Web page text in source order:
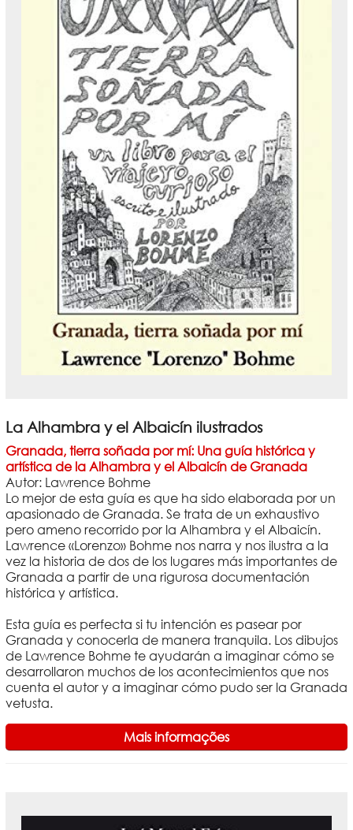
La Alhambra y el Albaicín ilustrados
Granada, tierra soñada por mí: Una guía histórica y
artística de la Alhambra y el Albaicín de Granada
Autor: Lawrence Bohme
Lo mejor de esta guía es que ha sido elaborada por un
apasionado de Granada. Se trata de un exhaustivo
pero ameno recorrido por la Alhambra y el Albaicín.
Lawrence «Lorenzo» Bohme nos narra y nos ilustra a la
vez la historia de dos de los lugares más importantes de
Granada a partir de una rigurosa documentación
histórica y artística.
Esta guía es perfecta si tu intención es pasear por
Granada y conocerla de manera tranquila. Los dibujos
de Lawrence Bohme te ayudarán a imaginar cómo se
desarrollaron muchos de los acontecimientos que nos
cuenta el autor y a imaginar cómo pudo ser la Granada
vetusta.
Mais informações